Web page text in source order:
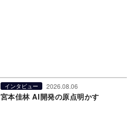
インタビュー 2026.08.06
宮本佳林 AI開発の原点明かす